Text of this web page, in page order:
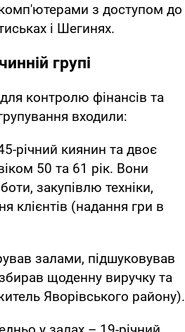
з доступом до
і Шегинях.
групі
контролю фінансів та
входили:
річний киянин та двоє
50 та 61 рік. Вони
закупівлю техніки,
клієнтів (надання гри в
залами, підшуковував
щоденну виручку та
Яворівського району).